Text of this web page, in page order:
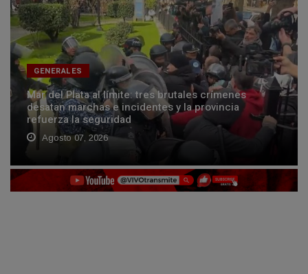
GENERALES
Mar del Plata al límite: tres brutales crímenes
desatan marchas e incidentes y la provincia
refuerza la seguridad
Agosto 07, 2026